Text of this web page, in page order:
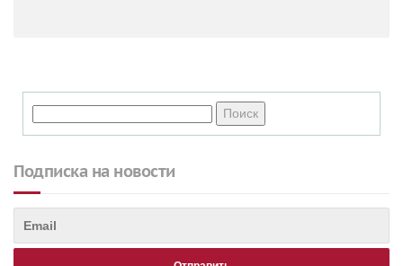
Подписка на новости